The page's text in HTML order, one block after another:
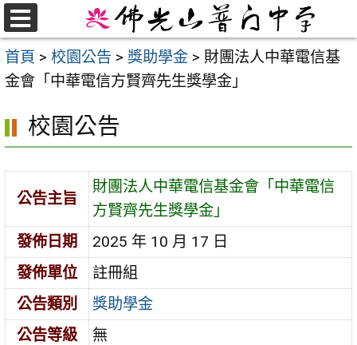
跳
至
主
要
首頁 > 校園公告 > 獎助學金 > 財團法人中華電信基
金會「中華電信方賢齊先生獎學金」
校園公告
公告主旨
財團法人中華電信基金會「中華電信
方賢齊先生獎學金」
發佈日期
2025 年 10 月 17 日
發佈單位
註冊組
公告類別
獎助學金
公告等級
無
選
單